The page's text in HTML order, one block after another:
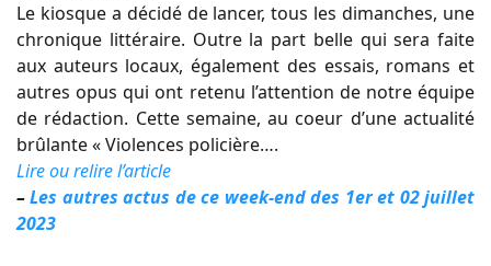
Le kiosque a décidé de lancer, tous les dimanches, une
chronique littéraire. Outre la part belle qui sera faite
aux auteurs locaux, également des essais, romans et
autres opus qui ont retenu l’attention de notre équipe
de rédaction. Cette semaine, au coeur d’une actualité
brûlante « Violences policière….
Lire ou relire l’article
–Les autres actus de ce week-end des 1er et 02 juillet
2023